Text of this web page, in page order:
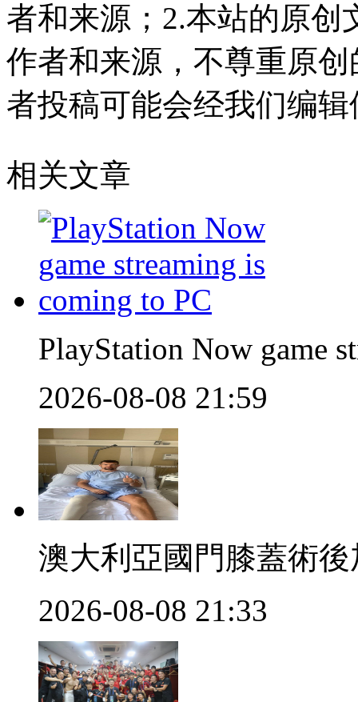
者和来源；2.本站的原
作者和来源，不尊重原
者投稿可能会经我们编
相关文章
PlayStation Now game
2026-08-08 21:59
澳大利亞國門膝蓋術
2026-08-08 21:33